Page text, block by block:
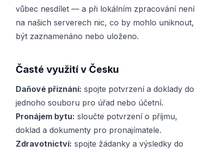
vůbec nesdílet — a při lokálním zpracování není
na našich serverech nic, co by mohlo uniknout,
být zaznamenáno nebo uloženo.
Časté využití v Česku
Daňové přiznání: spojte potvrzení a doklady do
jednoho souboru pro úřad nebo účetní.
Pronájem bytu: sloučte potvrzení o příjmu,
doklad a dokumenty pro pronajímatele.
Zdravotnictví: spojte žádanky a výsledky do